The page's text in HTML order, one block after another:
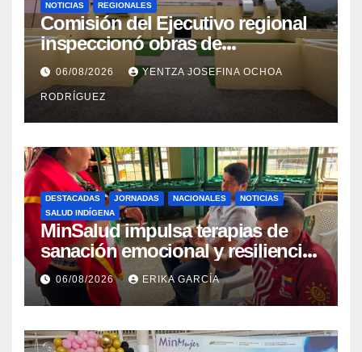
NOTICIAS REGIONALES
Comisión del Ejecutivo regional
inspeccionó obras de
recuperación en la Maternidad
Integral Aragua
06/08/2026 YENTZA JOSEFINA OCHOA
RODRÍGUEZ
DESTACADAS JORNADAS NACIONALES
NOTICIAS
SALUD INDÍGENA
MinSalud impulsa terapias de
sanación emocional y resiliencia
post-sismo junto a comunidades
indígenas en Caracas
06/08/2026 ERIKA GARCÍA